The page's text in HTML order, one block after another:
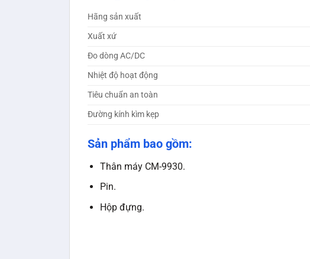
Hãng sản xuất
Xuất xứ
Đo dòng AC/DC
Nhiệt độ hoạt động
Tiêu chuẩn an toàn
Đường kính kìm kẹp
Sản phẩm bao gồm:
Thân máy CM-9930.
Pin.
Hộp đựng.